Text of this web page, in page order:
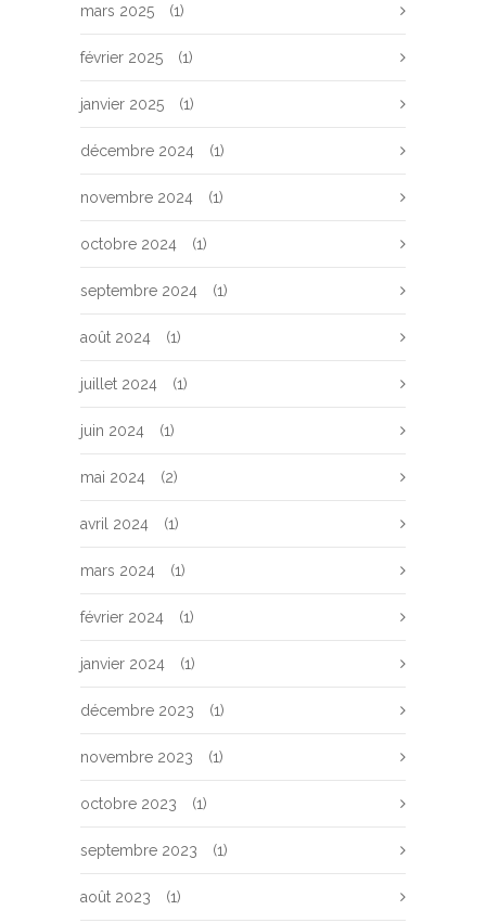
mars 2025 (1)
février 2025 (1)
janvier 2025 (1)
décembre 2024 (1)
novembre 2024 (1)
octobre 2024 (1)
septembre 2024 (1)
août 2024 (1)
juillet 2024 (1)
juin 2024 (1)
mai 2024 (2)
avril 2024 (1)
mars 2024 (1)
février 2024 (1)
janvier 2024 (1)
décembre 2023 (1)
novembre 2023 (1)
octobre 2023 (1)
septembre 2023 (1)
août 2023 (1)